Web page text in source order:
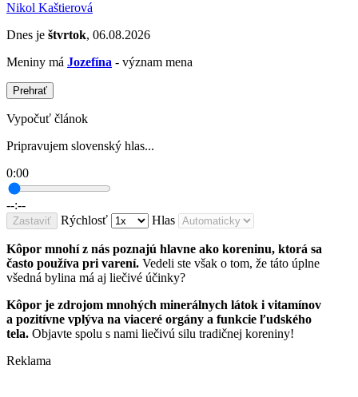
Nikol Kaštierová
Dnes je štvrtok, 06.08.2026
Meniny má Jozefína - význam mena
Prehrať
Vypočuť článok
Pripravujem slovenský hlas...
0:00
--:--
Zastaviť Rýchlosť Hlas
Kôpor mnohí z nás poznajú hlavne ako koreninu, ktorá sa
často používa pri varení. Vedeli ste však o tom, že táto úplne
všedná bylina má aj liečivé účinky?
Kôpor je zdrojom mnohých minerálnych látok i vitamínov
a pozitívne vplýva na viaceré orgány a funkcie ľudského
tela. Objavte spolu s nami liečivú silu tradičnej koreniny!
Reklama